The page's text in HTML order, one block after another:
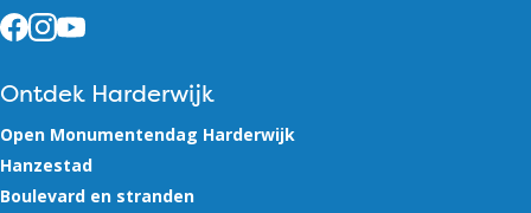
Facebook
Instagram
YouTube
Ontdek Harderwijk
Open Monumentendag Harderwijk
Hanzestad
Boulevard en stranden